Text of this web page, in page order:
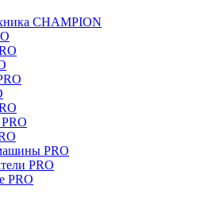
CHAMPION
PRO
PRO
PRO